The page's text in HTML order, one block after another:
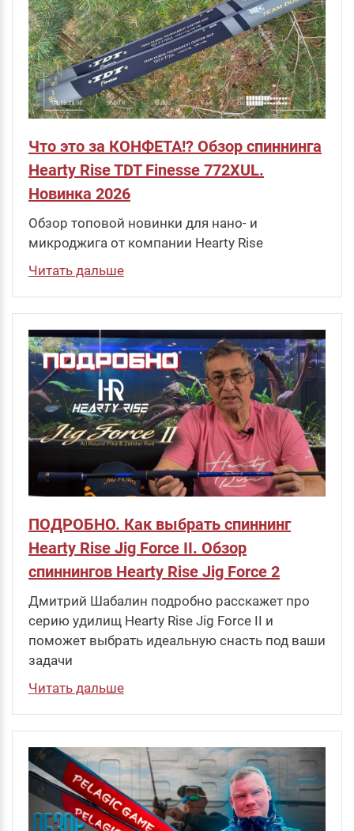
Что это за КОНФЕТА!? Обзор спиннинга
Hearty Rise TDT Finesse 772XUL.
Новинка 2026
Обзор топовой новинки для нано- и
микроджига от компании Hearty Rise
Читать дальше
ПОДРОБНО. Как выбрать спиннинг
Hearty Rise Jig Force II. Обзор
спиннингов Hearty Rise Jig Force 2
Дмитрий Шабалин подробно расскажет про
серию удилищ Hearty Rise Jig Force II и
поможет выбрать идеальную снасть под ваши
задачи
Читать дальше